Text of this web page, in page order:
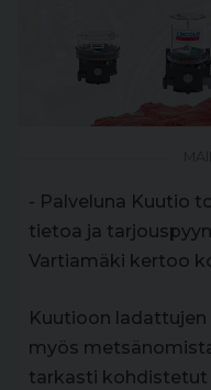
- Palveluna Kuutio
tietoa ja
Vartiamäki kertoo
Kuutioon
myös
tarkasti kohdistetut